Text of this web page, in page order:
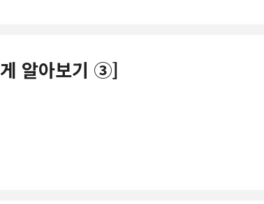
알아보기 ③]